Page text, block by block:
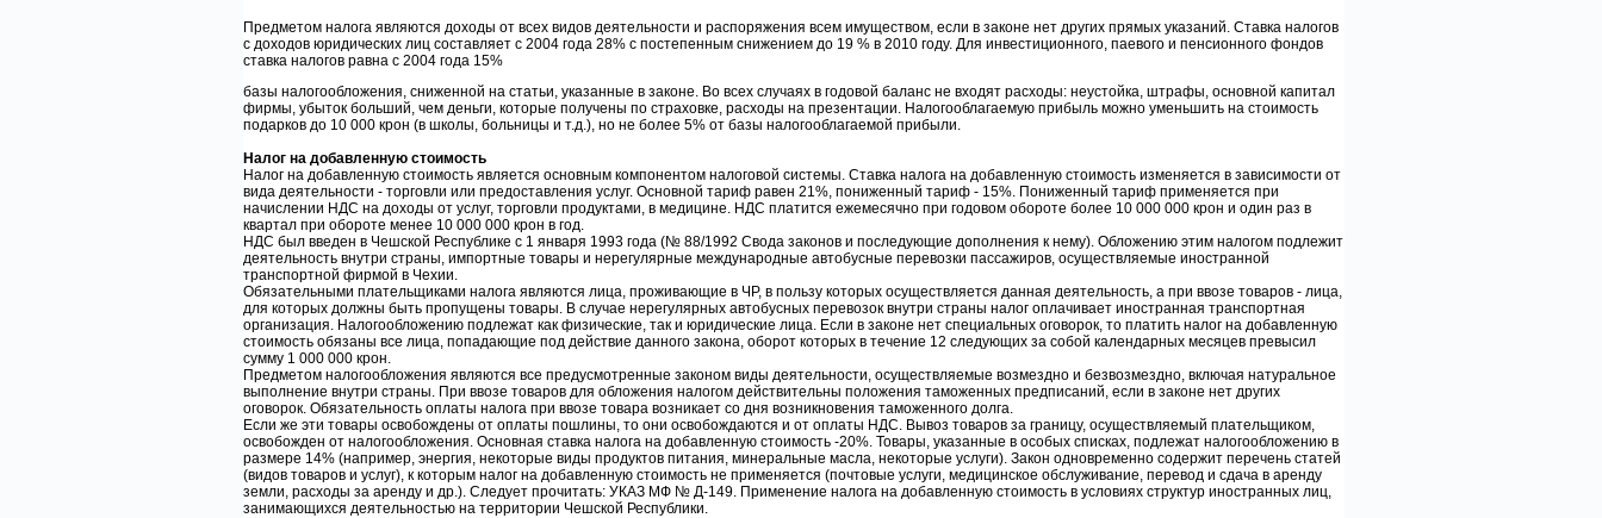
Предметом налога являются доходы от всех видов деятельности и распоряжения всем имуществом, если в законе нет других прямых указаний. Ставка налогов
с доходов юридических лиц составляет с 2004 года 28% с постепенным снижением до 19 % в 2010 году. Для инвестиционного, паевого и пенсионного фондов
ставка налогов равна с 2004 года 15%
базы налогообложения, сниженной на статьи, указанные в законе. Во всех случаях в годовой баланс не входят расходы: неустойка, штрафы, основной капитал
фирмы, убыток больший, чем деньги, которые получены по страховке, расходы на презентации. Налогооблагаемую прибыль можно уменьшить на стоимость
подарков до 10 000 крон (в школы, больницы и т.д.), но не более 5% от базы налогооблагаемой прибыли.
Налог на добавленную стоимость
Налог на добавленную стоимость является основным компонентом налоговой системы. Ставка налога на добавленную стоимость изменяется в зависимости от
вида деятельности - торговли или предоставления услуг. Основной тариф равен 21%, пониженный тариф - 15%. Пониженный тариф применяется при
начислении НДС на доходы от услуг, торговли продуктами, в медицине. НДС платится ежемесячно при годовом обороте более 10 000 000 крон и один раз в
квартал при обороте менее 10 000 000 крон в год.
НДС был введен в Чешской Республике с 1 января 1993 года (№ 88/1992 Свода законов и последующие дополнения к нему). Обложению этим налогом подлежит
деятельность внутри страны, импортные товары и нерегулярные международные автобусные перевозки пассажиров, осуществляемые иностранной
транспортной фирмой в Чехии.
Обязательными плательщиками налога являются лица, проживающие в ЧР, в пользу которых осуществляется данная деятельность, а при ввозе товаров - лица,
для которых должны быть пропущены товары. В случае нерегулярных автобусных перевозок внутри страны налог оплачивает иностранная транспортная
организация. Налогообложению подлежат как физические, так и юридические лица. Если в законе нет специальных оговорок, то платить налог на добавленную
стоимость обязаны все лица, попадающие под действие данного закона, оборот которых в течение 12 следующих за собой календарных месяцев превысил
сумму 1 000 000 крон.
Предметом налогообложения являются все предусмотренные законом виды деятельности, осуществляемые возмездно и безвозмездно, включая натуральное
выполнение внутри страны. При ввозе товаров для обложения налогом действительны положения таможенных предписаний, если в законе нет других
оговорок. Обязательность оплаты налога при ввозе товара возникает со дня возникновения таможенного долга.
Если же эти товары освобождены от оплаты пошлины, то они освобождаются и от оплаты НДС. Вывоз товаров за границу, осуществляемый плательщиком,
освобожден от налогообложения. Основная ставка налога на добавленную стоимость -20%. Товары, указанные в особых списках, подлежат налогообложению в
размере 14% (например, энергия, некоторые виды продуктов питания, минеральные масла, некоторые услуги). Закон одновременно содержит перечень статей
(видов товаров и услуг), к которым налог на добавленную стоимость не применяется (почтовые услуги, медицинское обслуживание, перевод и сдача в аренду
земли, расходы за аренду и др.). Следует прочитать: УКАЗ МФ № Д-149. Применение налога на добавленную стоимость в условиях структур иностранных лиц,
занимающихся деятельностью на территории Чешской Республики.